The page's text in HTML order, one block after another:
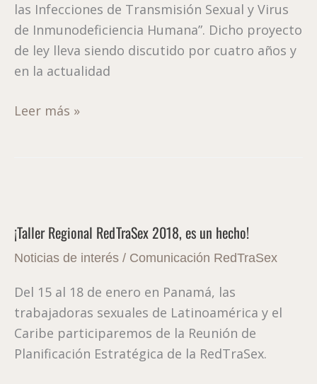
las Infecciones de Transmisión Sexual y Virus
de Inmunodeficiencia Humana”. Dicho proyecto
de ley lleva siendo discutido por cuatro años y
en la actualidad
Leer más »
¡Taller Regional RedTraSex 2018, es un hecho!
Noticias de interés / Comunicación RedTraSex
Del 15 al 18 de enero en Panamá, las
trabajadoras sexuales de Latinoamérica y el
Caribe participaremos de la Reunión de
Planificación Estratégica de la RedTraSex.
RedTraSex
2018,
un
hecho!